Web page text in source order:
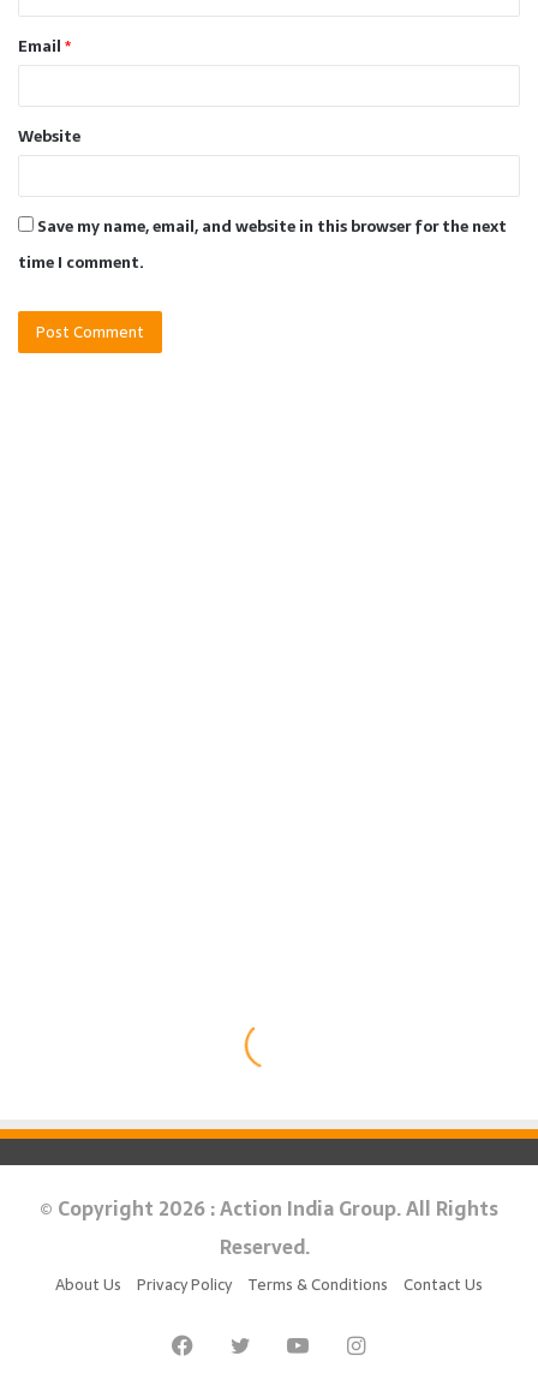
© Copyright 2026 : Action India Group. All Rights
Reserved.
About Us Privacy Policy Terms & Conditions Contact Us
FacebookTwitter YouTubeInstagram